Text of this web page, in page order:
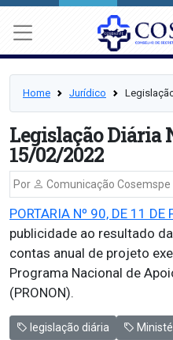
Home Jurídico
Legislação Diária
15/02/2022
Por Comunicação Cosemspe |
PORTARIA Nº 90, DE 11 DE
publicidade ao resultado
contas anual de projeto
Programa Nacional de
(PRONON).
legislação diária